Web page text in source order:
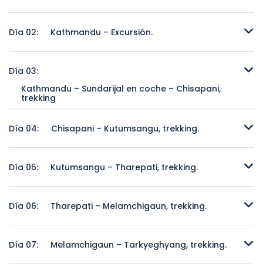
Día 02:
Kathmandu – Excursión.
Día 03:
Kathmandu – Sundarijal en coche – Chisapani,
trekking
Día 04:
Chisapani – Kutumsangu, trekking.
Día 05:
Kutumsangu – Tharepati, trekking.
Día 06:
Tharepati – Melamchigaun, trekking.
Día 07:
Melamchigaun – Tarkyeghyang, trekking.